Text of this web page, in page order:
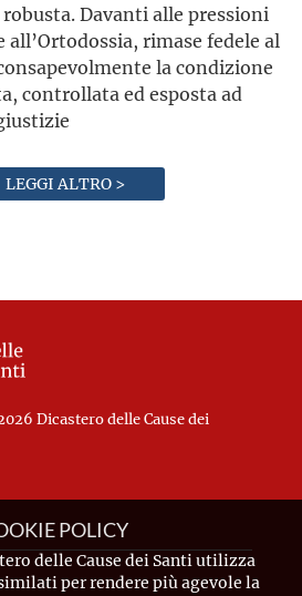
Davanti alle pressioni
all’Ortodossia, rimase fedele al
la condizione
controllata ed esposta ad
LEGGI ALTRO >
Dicastero delle Cause dei
POLICY
delle Cause dei Santi utilizza
per rendere più agevole la